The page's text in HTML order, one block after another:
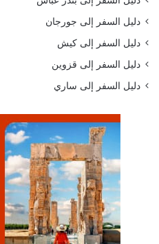
دليل السفر إلى جورجان
دليل السفر إلى كيش
دليل السفر إلى قزوين
دليل السفر إلى ساري